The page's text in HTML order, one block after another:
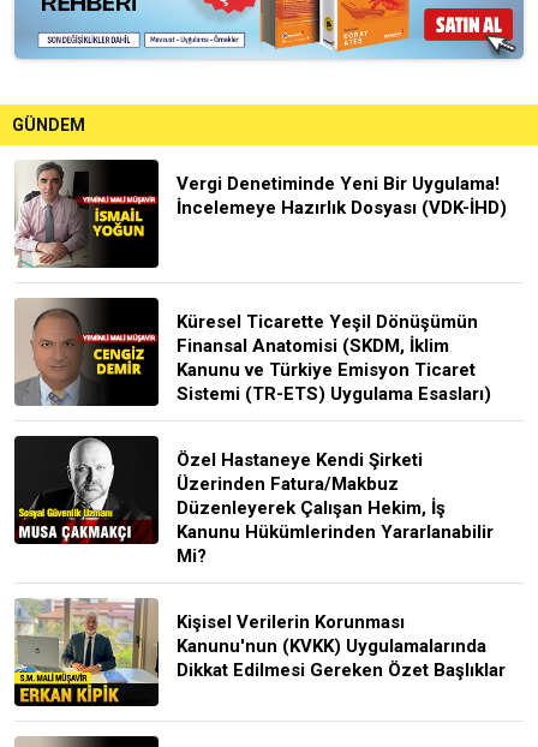
GÜNDEM
Vergi Denetiminde Yeni Bir Uygulama!
İncelemeye Hazırlık Dosyası (VDK-İHD)
Küresel Ticarette Yeşil Dönüşümün
Finansal Anatomisi (SKDM, İklim
Kanunu ve Türkiye Emisyon Ticaret
Sistemi (TR-ETS) Uygulama Esasları)
Özel Hastaneye Kendi Şirketi
Üzerinden Fatura/Makbuz
Düzenleyerek Çalışan Hekim, İş
Kanunu Hükümlerinden Yararlanabilir
Mi?
Kişisel Verilerin Korunması
Kanunu'nun (KVKK) Uygulamalarında
Dikkat Edilmesi Gereken Özet Başlıklar